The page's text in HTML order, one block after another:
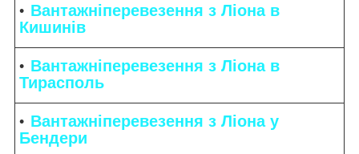
Вантажніперевезення з Ліона в
Кишинів
Вантажніперевезення з Ліона в
Тирасполь
Вантажніперевезення з Ліона у
Бендери